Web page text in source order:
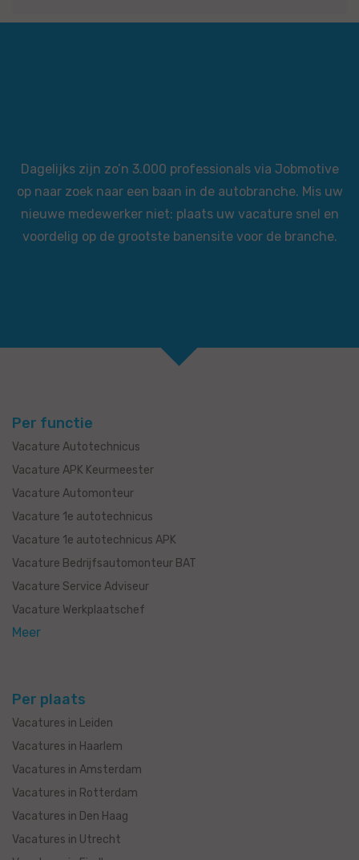
Dagelijks zijn zo’n 3.000 professionals via Jobmotive
op naar zoek naar een baan in de autobranche. Mis uw
nieuwe medewerker niet: plaats uw vacature snel en
voordelig op de grootste banensite voor de branche.
Per functie
Vacature Autotechnicus
Vacature APK Keurmeester
Vacature Automonteur
Vacature 1e autotechnicus
Vacature 1e autotechnicus APK
Vacature Bedrijfsautomonteur BAT
Vacature Service Adviseur
Vacature Werkplaatschef
Meer
Per plaats
Vacatures in Leiden
Vacatures in Haarlem
Vacatures in Amsterdam
Vacatures in Rotterdam
Vacatures in Den Haag
Vacatures in Utrecht